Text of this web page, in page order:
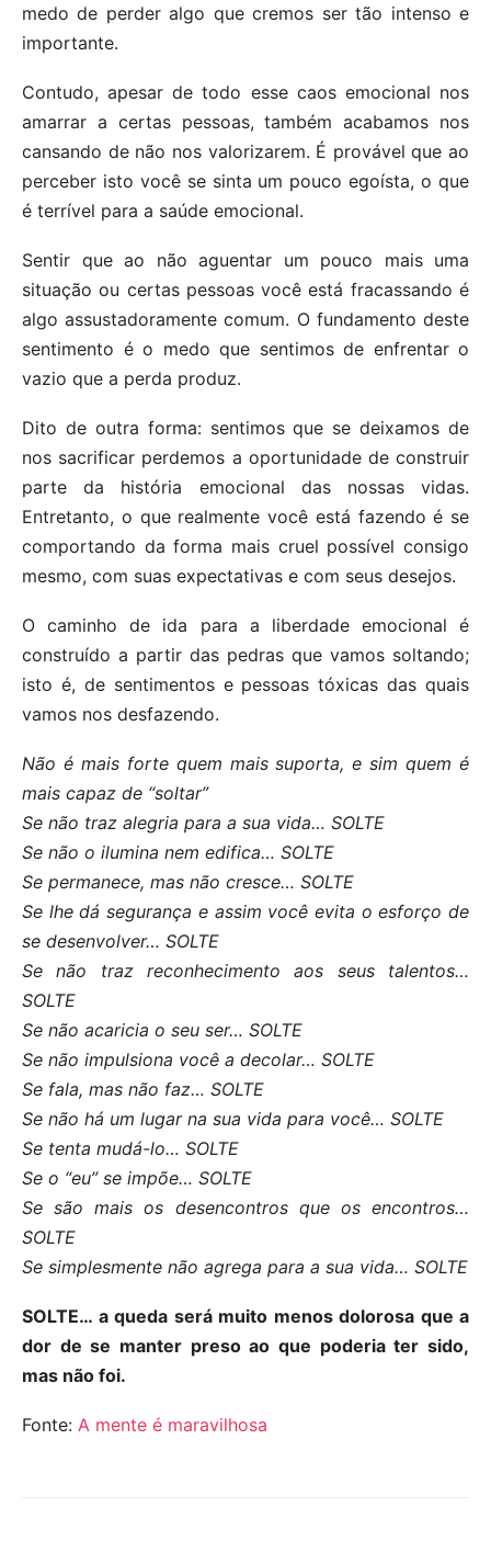
medo de perder algo que cremos ser tão intenso e
importante.
Contudo, apesar de todo esse caos emocional nos
amarrar a certas pessoas, também acabamos nos
cansando de não nos valorizarem. É provável que ao
perceber isto você se sinta um pouco egoísta, o que
é terrível para a saúde emocional.
Sentir que ao não aguentar um pouco mais uma
situação ou certas pessoas você está fracassando é
algo assustadoramente comum. O fundamento deste
sentimento é o medo que sentimos de enfrentar o
vazio que a perda produz.
Dito de outra forma: sentimos que se deixamos de
nos sacrificar perdemos a oportunidade de construir
parte da história emocional das nossas vidas.
Entretanto, o que realmente você está fazendo é se
comportando da forma mais cruel possível consigo
mesmo, com suas expectativas e com seus desejos.
O caminho de ida para a liberdade emocional é
construído a partir das pedras que vamos soltando;
isto é, de sentimentos e pessoas tóxicas das quais
vamos nos desfazendo.
Não é mais forte quem mais suporta, e sim quem é
mais capaz de “soltar”
Se não traz alegria para a sua vida… SOLTE
Se não o ilumina nem edifica… SOLTE
Se permanece, mas não cresce… SOLTE
Se lhe dá segurança e assim você evita o esforço de
se desenvolver… SOLTE
Se não traz reconhecimento aos seus talentos…
SOLTE
Se não acaricia o seu ser… SOLTE
Se não impulsiona você a decolar… SOLTE
Se fala, mas não faz… SOLTE
Se não há um lugar na sua vida para você… SOLTE
Se tenta mudá-lo… SOLTE
Se o “eu” se impõe… SOLTE
Se são mais os desencontros que os encontros…
SOLTE
Se simplesmente não agrega para a sua vida… SOLTE
SOLTE… a queda será muito menos dolorosa que a
dor de se manter preso ao que poderia ter sido,
mas não foi.
Fonte: A mente é maravilhosa